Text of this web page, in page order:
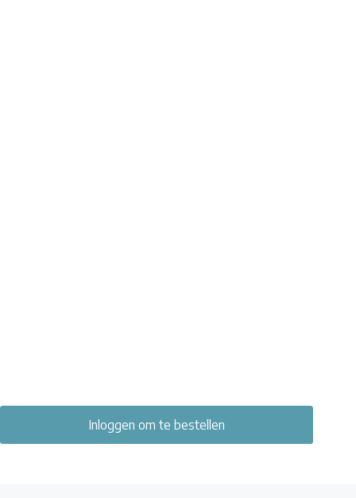
Inloggen om te bestellen